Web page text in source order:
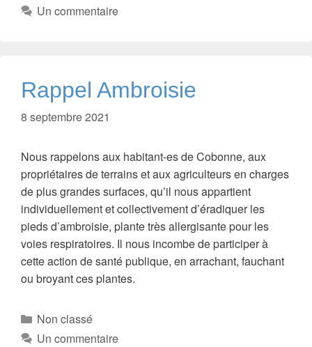
Un commentaire
Rappel Ambroisie
8 septembre 2021
Nous rappelons aux habitant-es de Cobonne, aux
propriétaires de terrains et aux agriculteurs en charges
de plus grandes surfaces, qu’il nous appartient
individuellement et collectivement d’éradiquer les
pieds d’ambroisie, plante très allergisante pour les
voies respiratoires. Il nous incombe de participer à
cette action de santé publique, en arrachant, fauchant
ou broyant ces plantes.
Catégories
Non classé
Un commentaire